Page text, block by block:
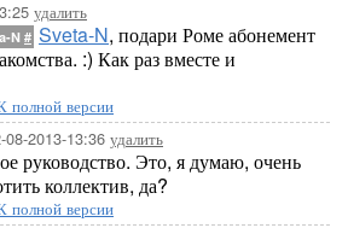
удалить
N # Sveta-N, подари Роме абонемент
:) Как раз вместе и
полной версии
08-2013-13:36 удалить
руководство. Это, я думаю, очень
коллектив, да?
полной версии